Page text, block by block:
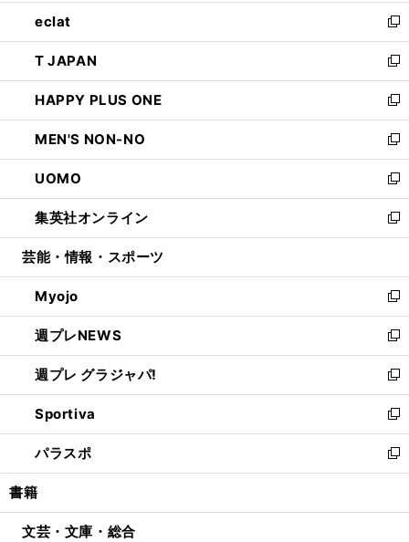
く
で
開
く
ン
ド
ウ
で
開
く
ウ
ィ
ン
ド
ウ
で
開
く
し
い
ウ
ィ
ン
ド
ウ
で
開
く
eclat
新
し
い
ウ
ィ
ン
ド
ウ
で
開
く
T JAPAN
新
し
い
ウ
ィ
ン
ド
ウ
で
開
HAPPY PLUS ONE
新
し
い
ウ
ィ
ン
ド
ウ
開
く
MEN'S NON-NO
新
し
い
ウ
ィ
ン
ウ
で
開
く
UOMO
新
し
い
ウ
ン
ド
ウ
で
開
く
集英社オンライン
新
し
ウ
ィ
ン
ド
ウ
で
開
く
芸能・情報・スポーツ
Myojo
新
し
い
ウ
ィ
ン
ド
ウ
で
開
週プレNEWS
新
し
い
ウ
ィ
ン
ド
ウ
開
週プレ グラジャパ!
新
し
い
ウ
ィ
ン
ウ
Sportiva
新
し
い
ウ
ン
パラスポ
新
し
ウ
書籍
文芸・文庫・総合